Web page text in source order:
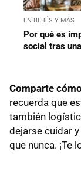
EN BEBÉS Y MÁS
Por qué es
social tras
Comparte
recuerda que
también
dejarse cuidar
que nunca. ¡Te